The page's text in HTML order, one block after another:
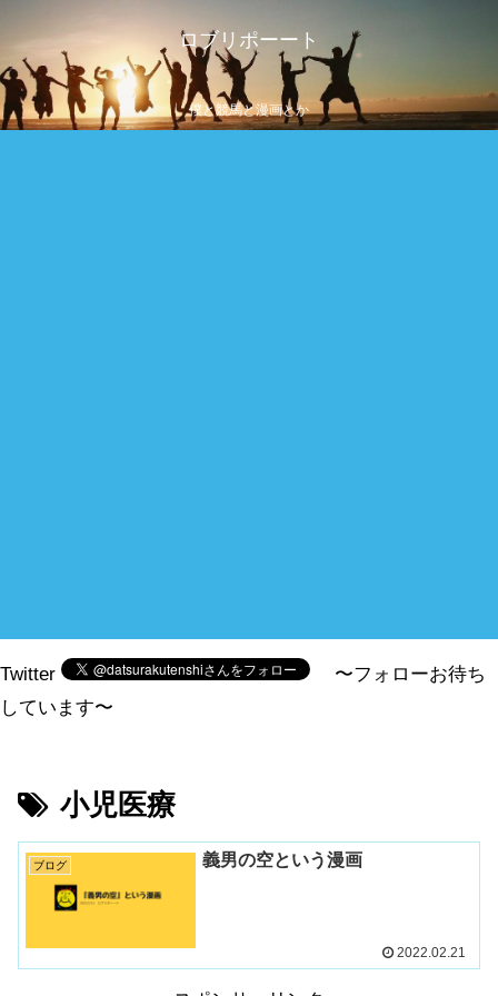
ロブリポーート
僕と競馬と漫画とか
Twitter
〜フォローお待ち
しています〜
小児医療
ブログ 義男の空という漫画
2022.02.21